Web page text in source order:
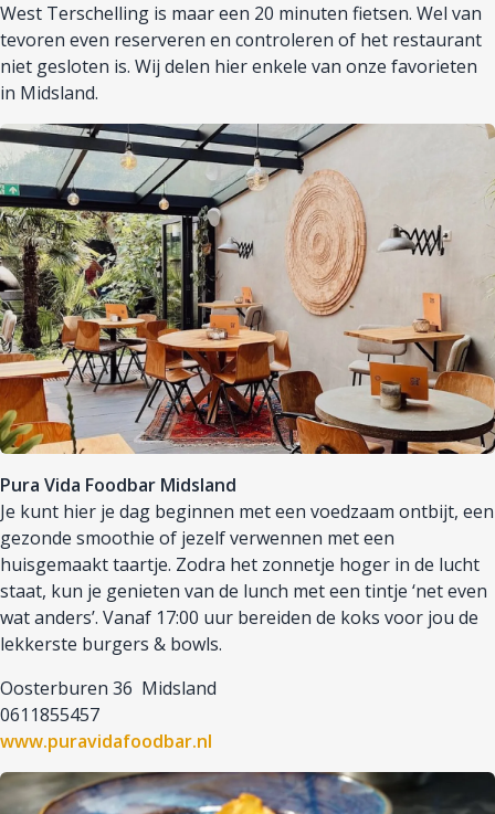
West Terschelling is maar een 20 minuten fietsen. Wel van
tevoren even reserveren en controleren of het restaurant
niet gesloten is. Wij delen hier enkele van onze favorieten
in Midsland.
Afbeelding
Pura Vida Foodbar Midsland
Je kunt hier je dag beginnen met een voedzaam ontbijt, een
gezonde smoothie of jezelf verwennen met een
huisgemaakt taartje. Zodra het zonnetje hoger in de lucht
staat, kun je genieten van de lunch met een tintje ‘net even
wat anders’. Vanaf 17:00 uur bereiden de koks voor jou de
lekkerste burgers & bowls.
Oosterburen 36 Midsland
0611855457
www.puravidafoodbar.nl
Afbeelding